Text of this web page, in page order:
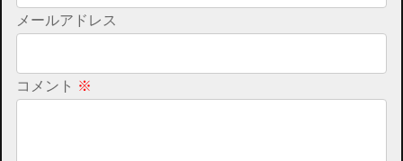
メールアドレス
コメント ※